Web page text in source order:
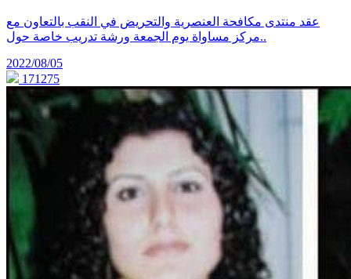
عقد منتدى مكافحة العنصرية والتحريض في النقب بالتعاون مع
مركز مساواة يوم الجمعة ورشة تدريب خاصة حول..
2022/08/05
171275